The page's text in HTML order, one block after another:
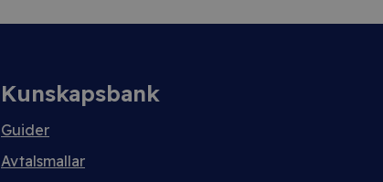
Kunskapsbank
Guider
Avtalsmallar